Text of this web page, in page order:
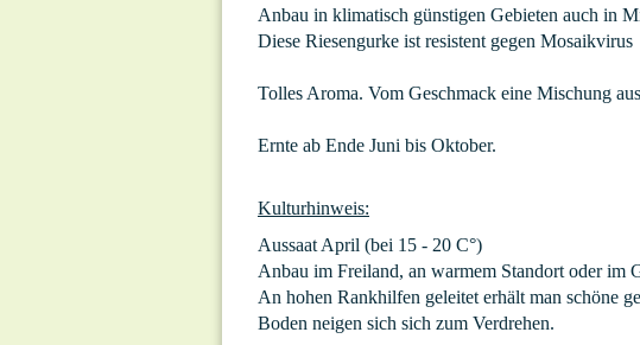
Anbau in klimatisch günstigen Gebieten auch in
Diese Riesengurke ist resistent gegen Mosaikvirus
Tolles Aroma. Vom Geschmack eine Mischung
Ernte ab Ende Juni bis Oktober.
Kulturhinweis:
Aussaat April (bei 15 - 20 C°)
Anbau im Freiland, an warmem Standort oder im
An hohen Rankhilfen geleitet erhält man schöne
Boden neigen sich sich zum Verdrehen.